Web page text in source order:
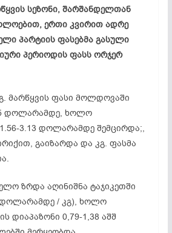
სეზონი, შარშანდელთან
ერთი კვირით ადრე
პარტიის ფასებმა გასული
პერიოდის ფასს ორჯერ
მარწყვის ფასი მოლდოვაში
დოლარამდე, ხოლო
3.13 დოლარამდე შემცირდა;,
გაიზარდა და კგ. ფასმა
ზრდა აღინიშნა ტაჯიკეთში
/ კგ), ხოლო
დიაპაზონი 0,79-1,38 აშშ